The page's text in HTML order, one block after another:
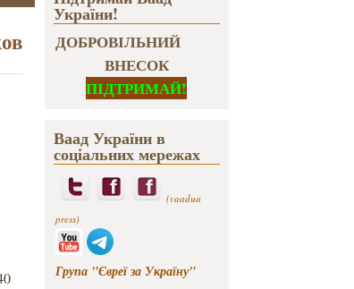
України!
ДОБРОВІЛЬНИЙ
ВНЕСОК
ПІДТРИМАЙ!
Ваад України в
соціальних мережах
(vaadua
press)
Група "Євреї за Україну"